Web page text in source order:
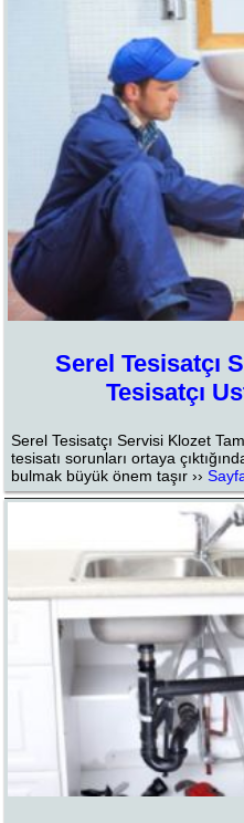
Serel Tesisatçı
Tesisatçı
Serel Tesisatçı Servisi Klozet
tesisatı sorunları ortaya
bulmak büyük önem taşır ››